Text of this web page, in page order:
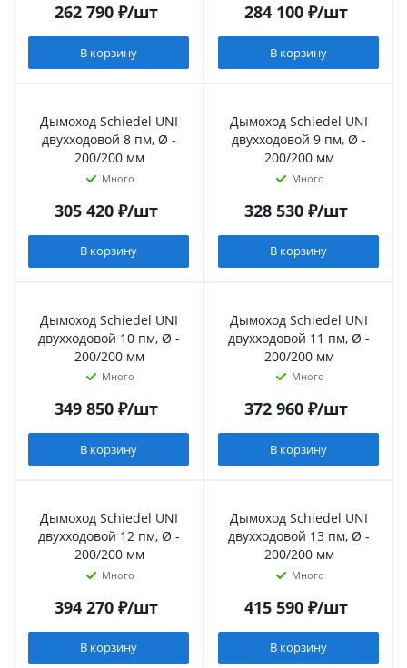
262 790₽/шт
В корзину
284 100₽/шт
В корзину
Дымоход Schiedel UNI
двухходовой 8 пм, Ø -
200/200 мм
Много
305 420₽/шт
В корзину
Дымоход Schiedel UNI
двухходовой 9 пм, Ø -
200/200 мм
Много
328 530₽/шт
В корзину
Дымоход Schiedel UNI
двухходовой 10 пм, Ø -
200/200 мм
Много
349 850₽/шт
В корзину
Дымоход Schiedel UNI
двухходовой 11 пм, Ø -
200/200 мм
Много
372 960₽/шт
В корзину
Дымоход Schiedel UNI
двухходовой 12 пм, Ø -
200/200 мм
Много
394 270₽/шт
В корзину
Дымоход Schiedel UNI
двухходовой 13 пм, Ø -
200/200 мм
Много
415 590₽/шт
В корзину